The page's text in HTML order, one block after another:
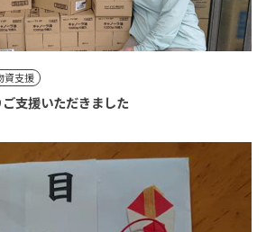
資支援
支援いただきました